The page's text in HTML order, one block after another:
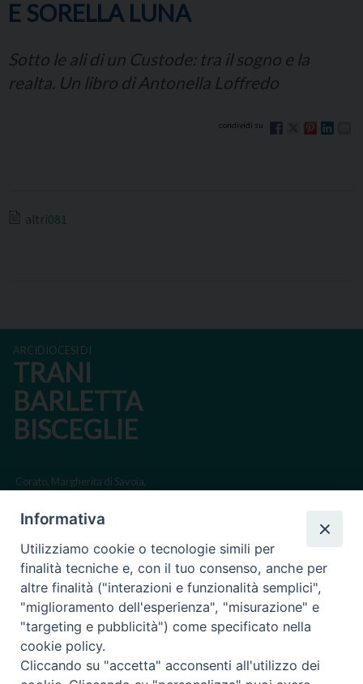
E SORELLA LUNA
Sotto le ali di un Custode: tra il sogno e la
realta. Un libro di Antonella Loffredo
altri081
ARCIDIOCESI DI
TRANI
BARLETTA
BISCEGLIE
Corato, Margherita di Savoia,
Regione ecclesiastica Puglia
Via Beltrani, 9
76125 Trani BT
Centralino Tel. 0883 494211
Cancelleria Tel. 0883 494204
Informativa
Utilizziamo cookie o tecnologie simili per
finalità tecniche e, con il tuo consenso, anche per
altre finalità ("interazioni e funzionalità semplici",
"miglioramento dell'esperienza", "misurazione" e
"targeting e pubblicità") come specificato nella
cookie policy.
Cliccando su "accetta" acconsenti all'utilizzo dei